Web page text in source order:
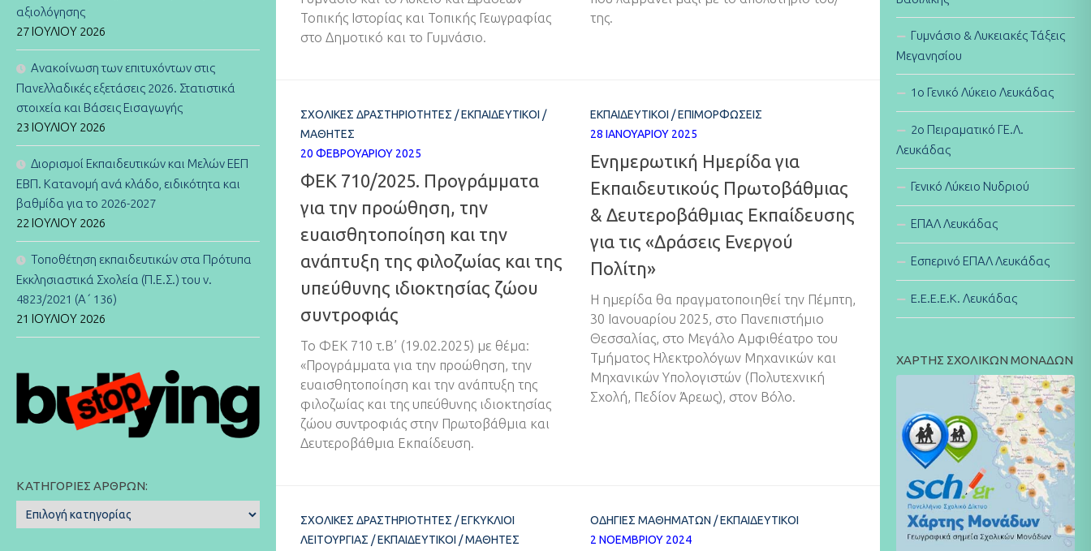
Τοπικής Ιστορίας και Τοπικής Γεωγραφίας
στο Δημοτικό και το Γυμνάσιο.
της.
ΣΧΟΛΙΚΈΣ ΔΡΑΣΤΗΡΙΌΤΗΤΕΣ /ΕΚΠΑΙΔΕΥΤΙΚΟΊ /
ΜΑΘΗΤΈΣ
20 ΦΕΒΡΟΥΑΡΊΟΥ 2025
ΦΕΚ 710/2025. Προγράμματα
για την προώθηση, την
ευαισθητοποίηση και την
ανάπτυξη της φιλοζωίας και της
υπεύθυνης ιδιοκτησίας ζώου
συντροφιάς
Το ΦΕΚ 710 τ.Β’ (19.02.2025) με θέμα:
«Προγράμματα για την προώθηση, την
ευαισθητοποίηση και την ανάπτυξη της
φιλοζωίας και της υπεύθυνης ιδιοκτησίας
ζώου συντροφιάς στην Πρωτοβάθμια και
Δευτεροβάθμια Εκπαίδευση.
ΕΚΠΑΙΔΕΥΤΙΚΟΊ /ΕΠΙΜΟΡΦΏΣΕΙΣ
28 ΙΑΝΟΥΑΡΊΟΥ 2025
Ενημερωτική Ημερίδα για
Εκπαιδευτικούς Πρωτοβάθμιας
& Δευτεροβάθμιας Εκπαίδευσης
για τις «Δράσεις Ενεργού
Πολίτη»
Η ημερίδα θα πραγματοποιηθεί την Πέμπτη,
30 Ιανουαρίου 2025, στο Πανεπιστήμιο
Θεσσαλίας, στο Μεγάλο Αμφιθέατρο του
Τμήματος Ηλεκτρολόγων Μηχανικών και
Μηχανικών Υπολογιστών (Πολυτεχνική
Σχολή, Πεδίον Άρεως), στον Βόλο.
ΣΧΟΛΙΚΈΣ ΔΡΑΣΤΗΡΙΌΤΗΤΕΣ /ΕΓΚΎΚΛΙΟΙ
ΛΕΙΤΟΥΡΓΊΑΣ /ΕΚΠΑΙΔΕΥΤΙΚΟΊ /ΜΑΘΗΤΈΣ
ΟΔΗΓΊΕΣ ΜΑΘΗΜΆΤΩΝ /ΕΚΠΑΙΔΕΥΤΙΚΟΊ
2 ΝΟΕΜΒΡΊΟΥ 2024
αξιολόγησης
27 ΙΟΥΛΊΟΥ 2026
Ανακοίνωση των επιτυχόντων στις
Πανελλαδικές εξετάσεις 2026. Στατιστικά
στοιχεία και Βάσεις Εισαγωγής
23 ΙΟΥΛΊΟΥ 2026
Διορισμοί Εκπαιδευτικών και Μελών ΕΕΠ
ΕΒΠ. Κατανομή ανά κλάδο, ειδικότητα και
βαθμίδα για το 2026-2027
22 ΙΟΥΛΊΟΥ 2026
Τοποθέτηση εκπαιδευτικών στα Πρότυπα
Εκκλησιαστικά Σχολεία (Π.Ε.Σ.) του ν.
4823/2021 (Α΄ 136)
21 ΙΟΥΛΊΟΥ 2026
ΚΑΤΗΓΟΡΊΕΣ ΆΡΘΡΩΝ:
Κατηγορίες
Άρθρων:
Γυμνάσιο & Λυκειακές Τάξεις
Μεγανησίου
1ο Γενικό Λύκειο Λευκάδας
2ο Πειραματικό ΓΕ.Λ.
Λευκάδας
Γενικό Λύκειο Νυδριού
ΕΠΑΛ Λευκάδας
Εσπερινό ΕΠΑΛ Λευκάδας
E.E.E.E.K. Λευκάδας
ΧΑΡΤΗΣ ΣΧΟΛΙΚΩΝ ΜΟΝΑΔΩΝ